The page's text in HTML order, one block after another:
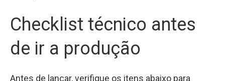
Checklist técnico antes
de ir a produção
Antes de lançar, verifique os itens abaixo para